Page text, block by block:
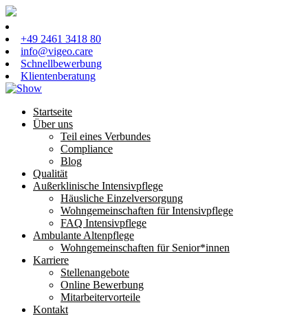
+49 2461 3418 80
info@vigeo.care
Schnellbewerbung
Klientenberatung
Startseite
Über uns
Teil eines Verbundes
Compliance
Blog
Qualität
Außerklinische Intensivpflege
Häusliche Einzelversorgung
Wohngemeinschaften für Intensivpflege
FAQ Intensivpflege
Ambulante Altenpflege
Wohngemeinschaften für Senior*innen
Karriere
Stellenangebote
Online Bewerbung
Mitarbeitervorteile
Kontakt